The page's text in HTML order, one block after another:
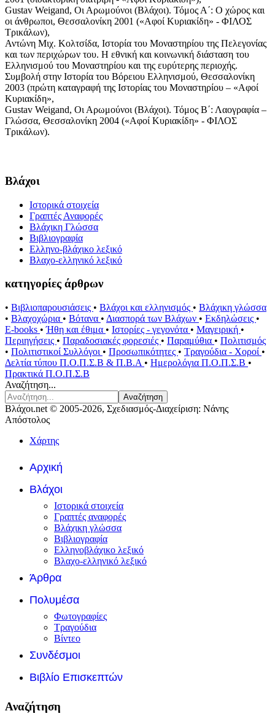
Gustav Weigand, Οι Αρωμούνοι (Βλάχοι). Τόμος Α΄: Ο χώρος και
οι άνθρωποι, Θεσσαλονίκη 2001 («Αφοί Κυριακίδη» - ΦΙΛΟΣ
Τρικάλων),
Αντώνη Μιχ. Κολτσίδα, Ιστορία του Μοναστηρίου της Πελεγονίας
και των περιχώρων του. Η εθνική και κοινωνική διάσταση του
Ελληνισμού του Μοναστηρίου και της ευρύτερης περιοχής.
Συμβολή στην Ιστορία του Βόρειου Ελληνισμού, Θεσσαλονίκη
2003 (πρώτη καταγραφή της Ιστορίας του Μοναστηρίου – «Αφοί
Κυριακίδη»,
Gustav Weigand, Οι Αρωμούνοι (Βλάχοι). Τόμος Β΄: Λαογραφία –
Γλώσσα, Θεσσαλονίκη 2004 («Αφοί Κυριακίδη» - ΦΙΛΟΣ
Τρικάλων).
Βλάχοι
Ιστορικά στοιχεία
Γραπτές Αναφορές
Βλάχικη Γλώσσα
Βιβλιογραφία
Ελληνο-βλάχικο λεξικό
Βλαχο-ελληνικό λεξικό
κατηγορίες άρθρων
• Βιβλιοπαρουσιάσεις • Βλάχοι και ελληνισμός • Βλάχικη γλώσσα
• Βλαχοχώρια • Βότανα • Διασπορά των Βλάχων • Εκδηλώσεις •
E-books •Ήθη και έθιμα • Ιστορίες - γεγονότα • Μαγειρική •
Περιηγήσεις • Παραδοσιακές φορεσιές • Παραμύθια • Πολιτισμός
• Πολιτιστικοί Συλλόγοι • Προσωπικότητες • Τραγούδια - Χοροί •
Δελτία τύπου Π.Ο.Π.Σ.Β & Π.Β.Α • Ημερολόγια Π.Ο.Π.Σ.Β •
Πρακτικά Π.Ο.Π.Σ.Β
Αναζήτηση...
Αναζήτηση
Βλάχοι.net © 2005-2026, Σχεδιασμός-Διαχείριση: Νάνης
Απόστολος
Χάρτης
Αρχική
Βλάχοι
Ιστορικά στοιχεία
Γραπτές αναφορές
Βλάχικη γλώσσα
Βιβλιογραφία
Ελληνοβλάχικο λεξικό
Βλαχο-ελληνικό λεξικό
Άρθρα
Πολυμέσα
Φωτογραφίες
Τραγούδια
Βίντεο
Συνδέσμοι
Βιβλίο Επισκεπτών
Αναζήτηση